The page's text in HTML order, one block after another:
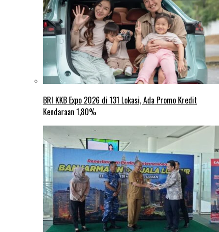
BRI KKB Expo 2026 di 131 Lokasi, Ada Promo Kredit
Kendaraan 1,80%